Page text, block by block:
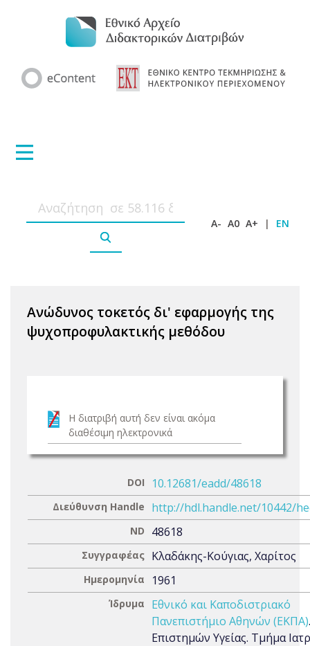
A- A0 A+ | EN
Ανώδυνος τοκετός δι' εφαρμογής της
ψυχοπροφυλακτικής μεθόδου
Η διατριβή αυτή δεν είναι ακόμα
διαθέσιμη ηλεκτρονικά
DOI 10.12681/eadd/48618
Διεύθυνση Handle http://hdl.handle.net/10442/
ND 48618
Συγγραφέας Κλαδάκης-Κούγιας, Χαρίτος
Ημερομηνία 1961
Ίδρυμα
Εθνικό και Καποδιστριακό
Πανεπιστήμιο Αθηνών (ΕΚΠΑ)
Επιστημών Υγείας. Τμήμα